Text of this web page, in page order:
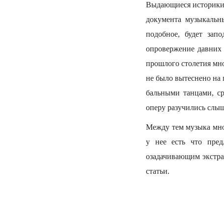
Выдающиеся историки
документа
подобное, будет
опровержение
прошлого столетия
не было вытеснено
бальными танцами,
оперу разучились
Между тем музыка
у нее есть что
озадачивающим
статьи.